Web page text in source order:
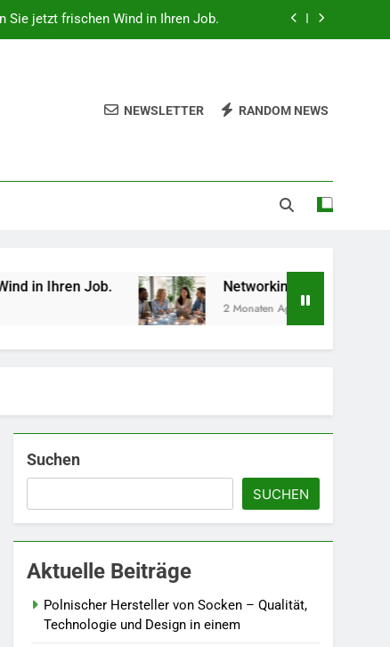
Sie jetzt frischen Wind in Ihren Job.
Gemüse Sie jetzt pflanzen sollten.
Technologie und Design in einem
wertvolle Kontakte knüpfen.
NEWSLETTER RANDOM NEWS
Networking-Strategien: Wie Sie beruflich
2 Monaten Ago
Suchen
SUCHEN
Aktuelle Beiträge
Polnischer Hersteller von Socken – Qualität,
Technologie und Design in einem
5
Accessoire-Guide: Mit
diesen Details werten Sie
jedes Frühlingsoutfit auf.
MODE
6
Naturnah gärtnern: So
locken Sie Bienen und
Schmetterlinge in Ihren
LEBENSSTIL